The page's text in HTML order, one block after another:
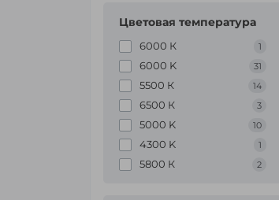
Цветовая температура
6000 К 1
6000 K 31
5500 К 14
6500 К 3
5000 K 10
4300 K 1
5800 К 2